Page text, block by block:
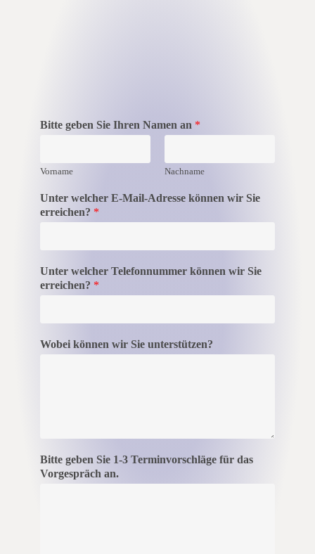
Bitte geben Sie Ihren Namen an *
Vorname Nachname
Unter welcher E-Mail-Adresse können wir Sie
erreichen? *
Unter welcher Telefonnummer können wir Sie
erreichen? *
Wobei können wir Sie unterstützen?
Bitte geben Sie 1-3 Terminvorschläge für das
Vorgespräch an.